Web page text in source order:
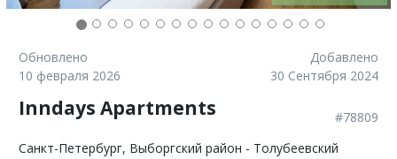
Обновлено
10 февраля 2026
Добавлено
30 Сентября 2024
Inndays Apartments
#78809
Санкт-Петербург, Выборгский район - Толубеевский